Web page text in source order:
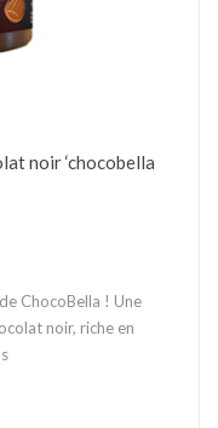
noir ‘chocobella
ChocoBella ! Une
noir, riche en